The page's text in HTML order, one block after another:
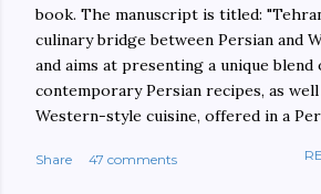
book. The manuscript is titled:
culinary bridge between Persian and
and aims at presenting a unique blend
contemporary Persian recipes, as
Western-style cuisine, offered in a
walls. This book aims at constructing
Share 47 comments